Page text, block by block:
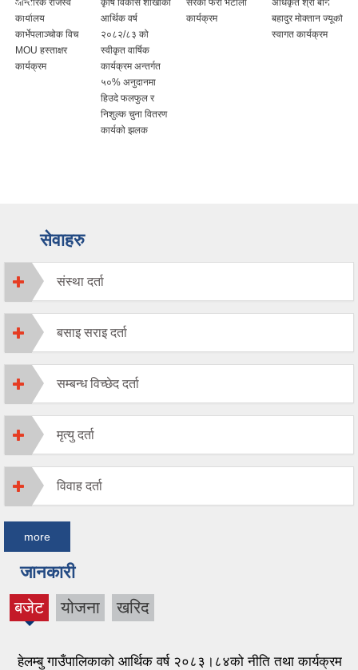
आन्तरिक राजस्व
कार्यालय
कार्भेपलाञ्चोक विच
MOU हस्ताक्षर
कार्यक्रम
कृषि विकास शाखाको
आर्थिक वर्ष
२०८२/८३ को
स्वीकृत वार्षिक
कार्यक्रम अन्तर्गत
५०% अनुदानमा
हिउदे फलफुल र
निशुल्क चुना वितरण
कार्यको झलक
सरको फेरी भेटौला
कार्यक्रम
अधिकृत श्री बेनि
बहादुर मोक्तान ज्यूको
स्वागत कार्यक्रम
सेवाहरु
संस्था दर्ता
बसाइ सराइ दर्ता
सम्बन्ध विच्छेद दर्ता
मृत्यु दर्ता
विवाह दर्ता
more
जानकारी
बजेट
(active
योजना खरिद
हेलम्बु गाउँपालिकाको आर्थिक वर्ष २०८३।८४को नीति तथा कार्यक्रम